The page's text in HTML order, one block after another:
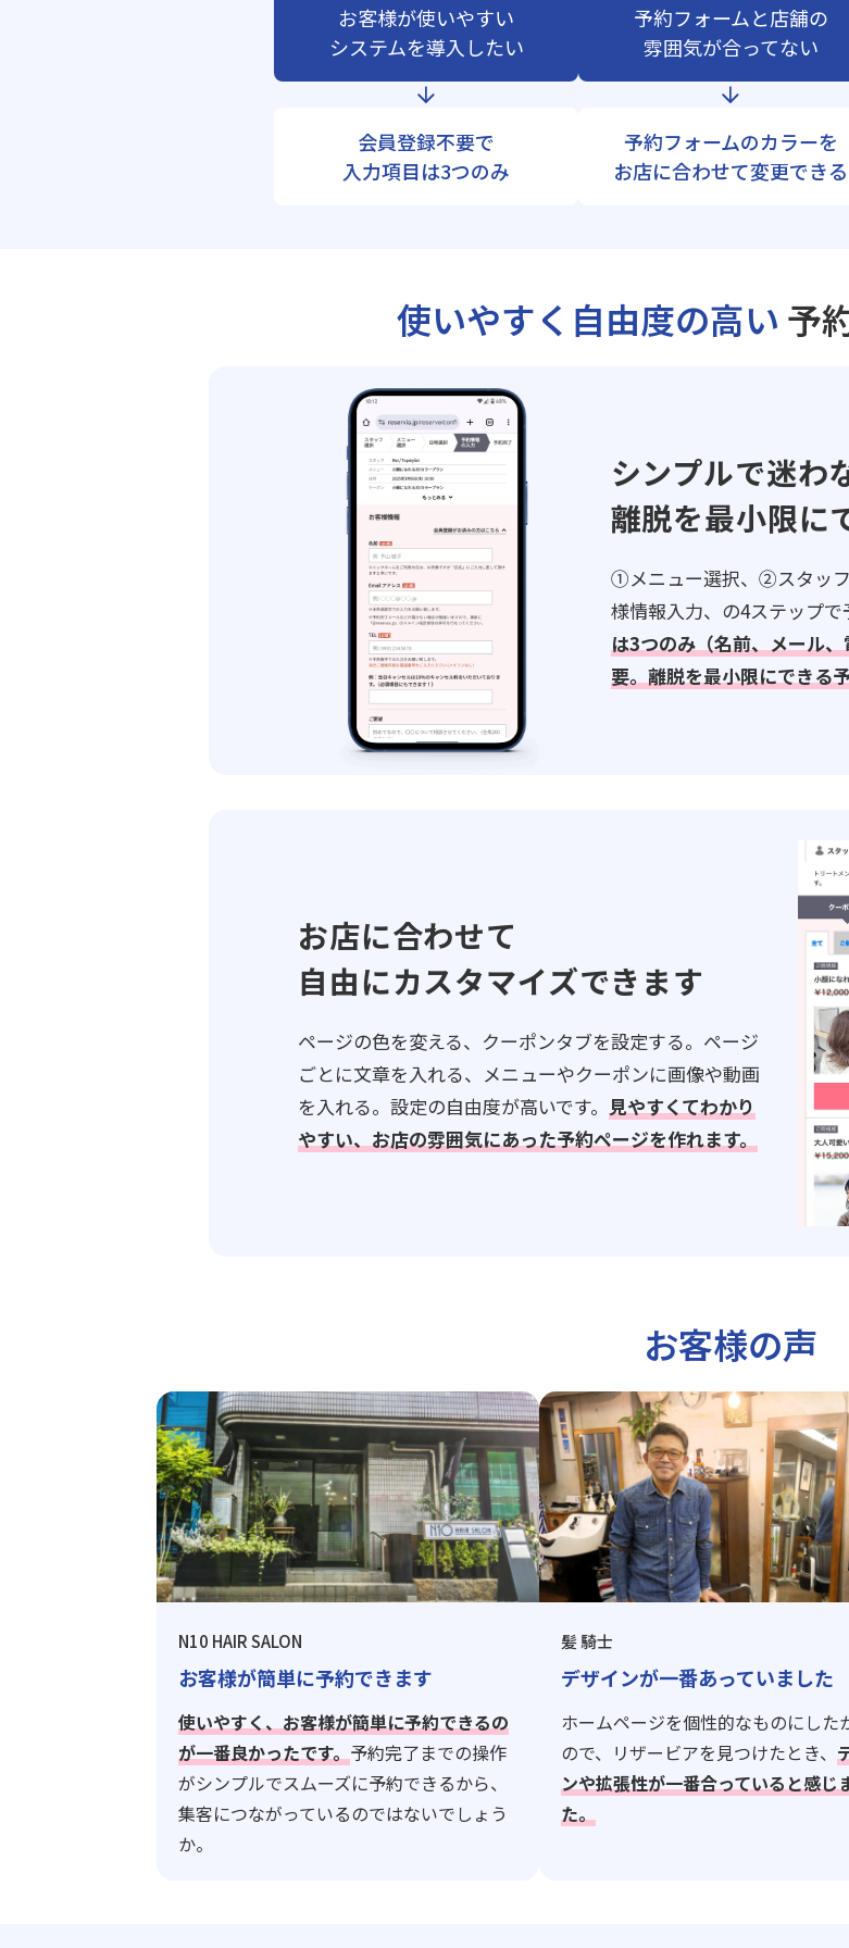
お客様が使いやすい
システムを導入したい
会員登録不要で
入力項目は3つのみ
予約フォームと店舗の
雰囲気が合ってない
予約フォームのカラーを
お店に合わせて変更できる
使いやすく自由度の高い 予
シンプルで迷わ
離脱を最小限に
①メニュー選択、②スタッ
様情報入力、の4ステップで
は3つのみ（名前、メール
要。離脱を最小限にできる
お店に合わせて
自由にカスタマイズできます
ページの色を変える、クーポンタブを設定する。ページ
ごとに文章を入れる、メニューやクーポンに画像や動画
を入れる。設定の自由度が高いです。 見やすくてわかり
やすい、お店の雰囲気にあった予約ページを作れます。
お客様の声
N10 HAIR SALON
お客様が簡単に予約できます
使いやすく、お客様が簡単に予約できるの
が一番良かったです。予約完了までの操作
がシンプルでスムーズに予約できるから、
集客につながっているのではないでしょう
か。
髪 騎士
デザインが一番あっていました
ホームページを個性的なものにした
ので、リザービアを見つけたとき、
ンや拡張性が一番合っていると感じ
た。